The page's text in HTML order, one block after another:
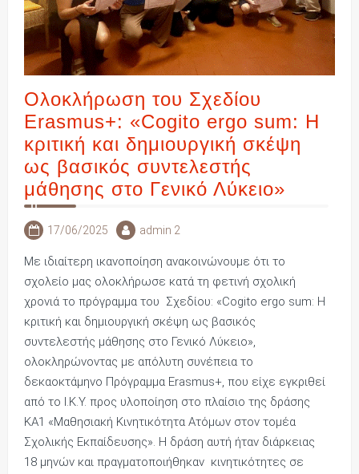
Ολοκλήρωση του Σχεδίου
Erasmus+: «Cogito ergo sum: Η
κριτική και δημιουργική σκέψη
ως βασικός συντελεστής
μάθησης στο Γενικό Λύκειο»
17/06/2025 admin 2
Με ιδιαίτερη ικανοποίηση ανακοινώνουμε ότι το
σχολείο μας ολοκλήρωσε κατά τη φετινή σχολική
χρονιά το πρόγραμμα του Σχεδίου: «Cogito ergo sum: Η
κριτική και δημιουργική σκέψη ως βασικός
συντελεστής μάθησης στο Γενικό Λύκειο»,
ολοκληρώνοντας με απόλυτη συνέπεια το
δεκαοκτάμηνο Πρόγραμμα Erasmus+, που είχε εγκριθεί
από το Ι.Κ.Υ. προς υλοποίηση στο πλαίσιο της δράσης
ΚΑ1 «Μαθησιακή Κινητικότητα Ατόμων στον τομέα
Σχολικής Εκπαίδευσης». Η δράση αυτή ήταν διάρκειας
18 μηνών και πραγματοποιήθηκαν κινητικότητες σε